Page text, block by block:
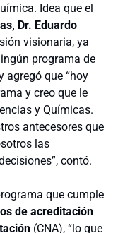
Idea que el
Dr. Eduardo
visionaria, ya
programa de
agregó que “hoy
y creo que le
y Químicas.
antecesores que
las
contó.
que cumple
de acreditación
(CNA), “lo que